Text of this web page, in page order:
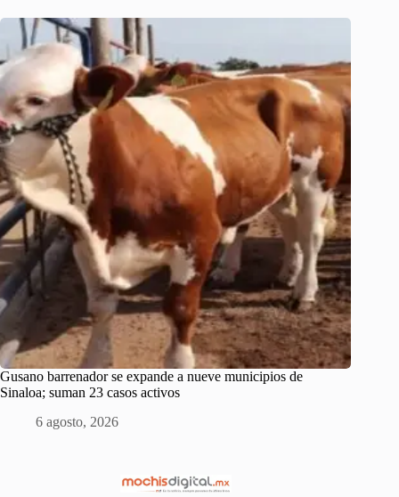
Gusano barrenador se expande a nueve municipios de
Sinaloa; suman 23 casos activos
6 agosto, 2026